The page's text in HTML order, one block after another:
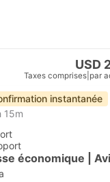
USD
Taxes comprises par
instantanée
15m
économique |